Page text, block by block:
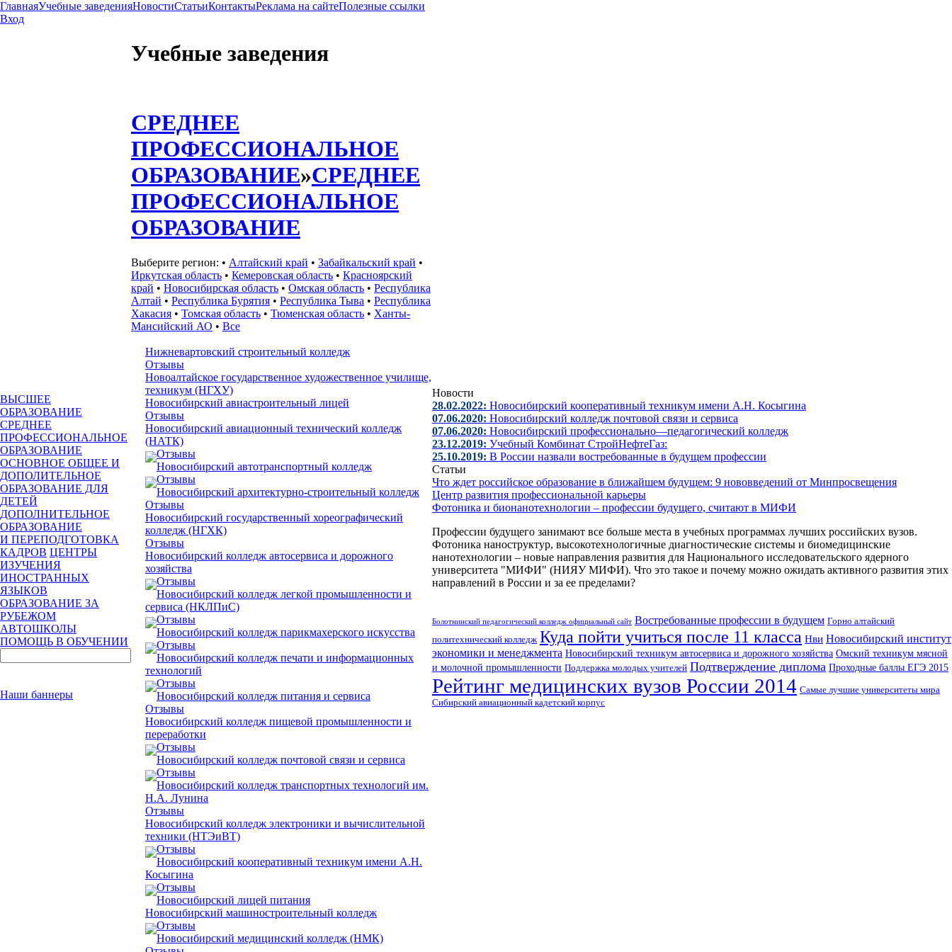
ГлавнаяУчебные заведенияНовостиСтатьиКонтактыРеклама на сайтеПолезные ссылки
Вход
ВЫСШЕЕ
ОБРАЗОВАНИЕ
СРЕДНЕЕ
ПРОФЕССИОНАЛЬНОЕ
ОБРАЗОВАНИЕ
ОСНОВНОЕ ОБЩЕЕ И
ДОПОЛИТЕЛЬНОЕ
ОБРАЗОВАНИЕ ДЛЯ
ДЕТЕЙ
ДОПОЛНИТЕЛЬНОЕ
ОБРАЗОВАНИЕ
И ПЕРЕПОДГОТОВКА
КАДРОВ ЦЕНТРЫ
ИЗУЧЕНИЯ
ИНОСТРАННЫХ
ЯЗЫКОВ
ОБРАЗОВАНИЕ ЗА
РУБЕЖОМ
АВТОШКОЛЫ
ПОМОЩЬ В ОБУЧЕНИИ
Наши баннеры
Учебные заведения
СРЕДНЕЕ
ПРОФЕССИОНАЛЬНОЕ
ОБРАЗОВАНИЕ»СРЕДНЕЕ
ПРОФЕССИОНАЛЬНОЕ
ОБРАЗОВАНИЕ
Выберите регион: • Алтайский край • Забайкальский край •
Иркутская область • Кемеровская область • Красноярский
край • Новосибирская область • Омская область • Республика
Алтай • Республика Бурятия • Республика Тыва • Республика
Хакасия • Томская область • Тюменская область • Ханты-
Мансийский АО • Все
Нижневартовский строительный колледж
Отзывы
Новоалтайское государственное художественное училище,
техникум (НГХУ)
Новосибирский авиастроительный лицей
Отзывы
Новосибирский авиационный технический колледж
(НАТК)
Отзывы
Новосибирский автотранспортный колледж
Отзывы
Новосибирский архитектурно-строительный колледж
Отзывы
Новосибирский государственный хореографический
колледж (НГХК)
Отзывы
Новосибирский колледж автосервиса и дорожного
хозяйства
Отзывы
Новосибирский колледж легкой промышленности и
сервиса (НКЛПиС)
Отзывы
Новосибирский колледж парикмахерского искусства
Отзывы
Новосибирский колледж печати и информационных
технологий
Отзывы
Новосибирский колледж питания и сервиса
Отзывы
Новосибирский колледж пищевой промышленности и
переработки
Отзывы
Новосибирский колледж почтовой связи и сервиса
Отзывы
Новосибирский колледж транспортных технологий им.
Н.А. Лунина
Отзывы
Новосибирский колледж электроники и вычислительной
техники (НТЭиВТ)
Отзывы
Новосибирский кооперативный техникум имени А.Н.
Косыгина
Отзывы
Новосибирский лицей питания
Новосибирский машиностроительный колледж
Отзывы
Новосибирский медицинский колледж (НМК)
Новости
28.02.2022: Новосибирский кооперативный техникум имени А.Н. Косыгина
07.06.2020: Новосибирский колледж почтовой связи и сервиса
07.06.2020: Новосибирский профессионально—педагогический колледж
23.12.2019: Учебный Комбинат СтройНефтеГаз:
25.10.2019: В России назвали востребованные в будущем профессии
Статьи
Что ждет российское образование в ближайшем будущем: 9 нововведений от Минпросвещения
Центр развития профессиональной карьеры
Фотоника и бионанотехнологии – профессии будущего, считают в МИФИ
Профессии будущего занимают все больше места в учебных программах лучших российских вузов.
Фотоника наноструктур, высокотехнологичные диагностические системы и биомедицинские
нанотехнологии – новые направления развития для Национального исследовательского ядерного
университета "МИФИ" (НИЯУ МИФИ). Что это такое и почему можно ожидать активного развития этих
направлений в России и за ее пределами?
Болотнинский педагогический колледж официальный сайт Востребованные профессии в будущем Горно алтайский
политехнический колледж Куда пойти учиться после 11 класса Нви Новосибирский институт
экономики и менеджмента Новосибирский техникум автосервиса и дорожного хозяйства Омский техникум мясной
и молочной промышленности Поддержка молодых учителей Подтверждение диплома Проходные баллы ЕГЭ 2015
Рейтинг медицинских вузов России 2014 Самые лучшие университеты мира
Сибирский авиационный кадетский корпус